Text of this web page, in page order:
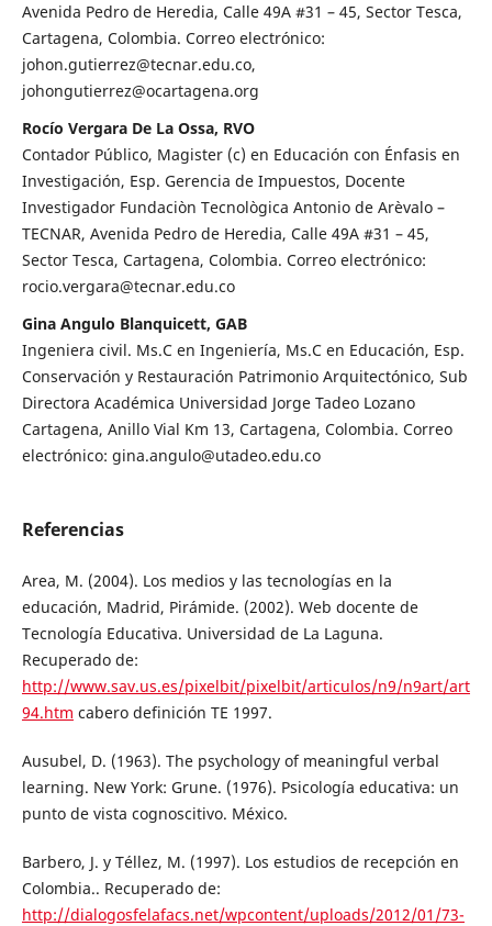
Avenida Pedro de Heredia, Calle 49A #31 – 45, Sector Tesca,
Cartagena, Colombia. Correo electrónico:
johon.gutierrez@tecnar.edu.co,
johongutierrez@ocartagena.org
Rocío Vergara De La Ossa, RVO
Contador Público, Magister (c) en Educación con Énfasis en
Investigación, Esp. Gerencia de Impuestos, Docente
Investigador Fundaciòn Tecnològica Antonio de Arèvalo –
TECNAR, Avenida Pedro de Heredia, Calle 49A #31 – 45,
Sector Tesca, Cartagena, Colombia. Correo electrónico:
rocio.vergara@tecnar.edu.co
Gina Angulo Blanquicett, GAB
Ingeniera civil. Ms.C en Ingeniería, Ms.C en Educación, Esp.
Conservación y Restauración Patrimonio Arquitectónico, Sub
Directora Académica Universidad Jorge Tadeo Lozano
Cartagena, Anillo Vial Km 13, Cartagena, Colombia. Correo
electrónico: gina.angulo@utadeo.edu.co
Referencias
Area, M. (2004). Los medios y las tecnologías en la
educación, Madrid, Pirámide. (2002). Web docente de
Tecnología Educativa. Universidad de La Laguna.
Recuperado de:
http://www.sav.us.es/pixelbit/pixelbit/articulos/n9/n9art/art
94.htm cabero definición TE 1997.
Ausubel, D. (1963). The psychology of meaningful verbal
learning. New York: Grune. (1976). Psicología educativa: un
punto de vista cognoscitivo. México.
Barbero, J. y Téllez, M. (1997). Los estudios de recepción en
Colombia.. Recuperado de:
http://dialogosfelafacs.net/wpcontent/uploads/2012/01/73-